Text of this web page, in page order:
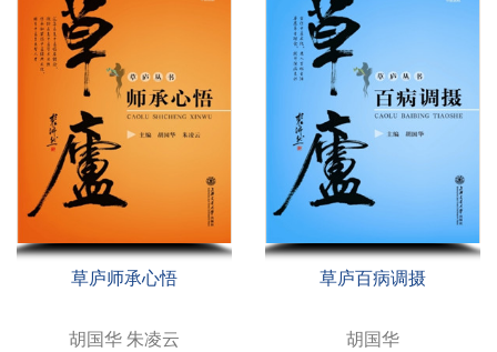
草庐师承心悟
胡国华 朱凌云
草庐百病调摄
胡国华